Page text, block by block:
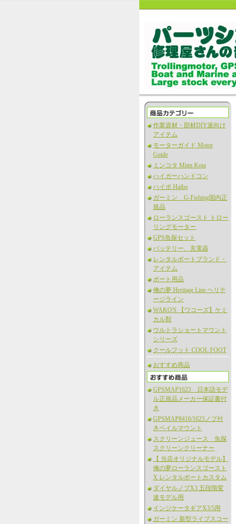
作業資材・部材DIY派向け
アイテム
モーターガイド Motor
Guide
ミンコタ Minn Kota
ハイガーハンドコン
ハイボ Haibo
ガーミン G-Fishing国内正
規品
ローランスゴースト トロー
リングモーター
GPS魚探セット
バッテリー、充電器
レンタルボートブランド・
アイテム
ボート用品
俺の夢 Heritage Line ヘリテ
ージライン
WAKO'S 【ワコーズ】ケミ
カル類
ウルトラショートマウント
シリーズ
クールフット COOL FOOT
おすすめ商品
GPSMAP1623 日本語モデ
ル正規品メーカー保証書付
き
GPSMAP8416/1623ノブ付
きベイルマウント
スクリーンジュース 魚探
スクリーンクリーナー
【 当店オリジナルモデル】
俺の夢ローランスゴースト
X レンタルボートカスタム
ダイヤルノブX3 五段階変
速モデル用
インジケータギアX3/5用
ガーミン 新型ライブスコー